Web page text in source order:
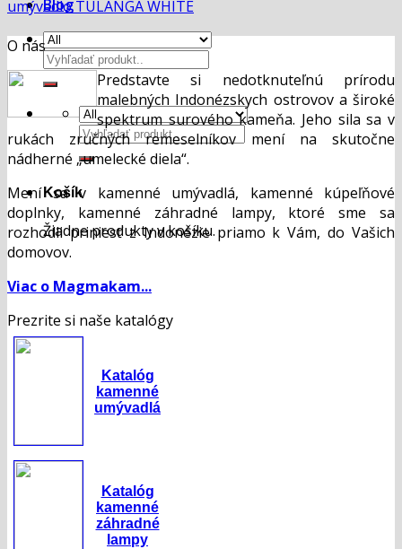
Blog
Hľadať:
Hľadať:
Košík
Žiadne produkty v košíku.
umývadlo TULANGA WHITE
O nás
Predstavte si nedotknuteľnú prírodu
malebných Indonézskych ostrovov a široké
spektrum surového kameňa. Jeho sila sa v
rukách zručných remeselníkov mení na skutočne
nádherné „umelecké diela“.
Mení sa v kamenné umývadlá, kamenné kúpeľňové
doplnky, kamenné záhradné lampy, ktoré sme sa
rozhodli priniesť z Indonézie priamo k Vám, do Vašich
domovov.
Viac o Magmakam...
Prezrite si naše katalógy
Katalóg
kamenné
umývadlá
Katalóg
kamenné
záhradné
lampy